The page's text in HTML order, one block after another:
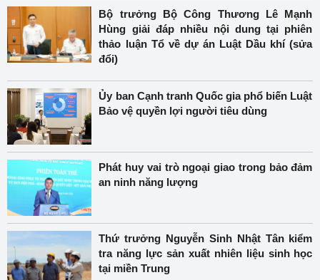
Bộ trưởng Bộ Công Thương Lê Mạnh
Hùng giải đáp nhiều nội dung tại phiên
thảo luận Tổ về dự án Luật Dầu khí (sửa
đổi)
Ủy ban Cạnh tranh Quốc gia phổ biến Luật
Bảo vệ quyền lợi người tiêu dùng
Phát huy vai trò ngoại giao trong bảo đảm
an ninh năng lượng
Thứ trưởng Nguyễn Sinh Nhật Tân kiểm
tra năng lực sản xuất nhiên liệu sinh học
tại miền Trung